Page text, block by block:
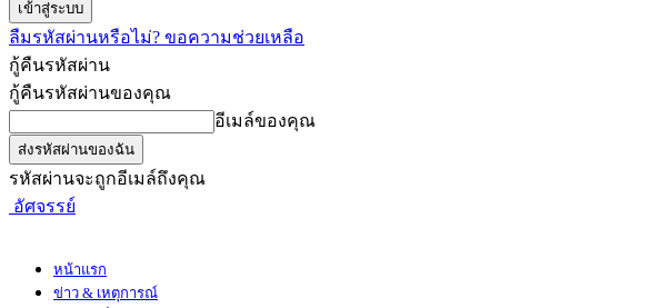
ลืมรหัสผ่านหรือไม่? ขอความช่วยเหลือ
กู้คืนรหัสผ่าน
กู้คืนรหัสผ่านของคุณ
อีเมล์ของคุณ
รหัสผ่านจะถูกอีเมล์ถึงคุณ
อัศจรรย์
หน้าแรก
ข่าว & เหตุการณ์